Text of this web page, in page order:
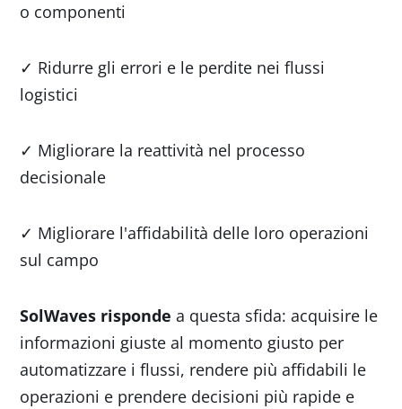
o componenti
✓ Ridurre gli errori e le perdite nei flussi
logistici
✓ Migliorare la reattività nel processo
decisionale
✓ Migliorare l'affidabilità delle loro operazioni
sul campo
SolWaves rispondea questa sfida: acquisire le
informazioni giuste al momento giusto per
automatizzare i flussi, rendere più affidabili le
operazioni e prendere decisioni più rapide e